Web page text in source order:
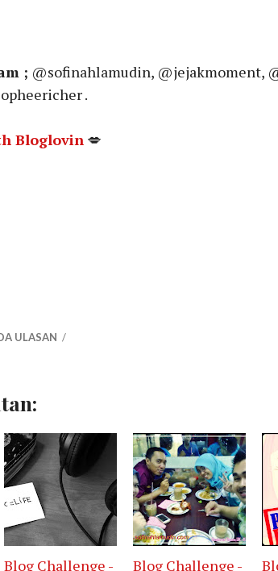
; @sofinahlamudin, @jejakmoment,
.
Bloglovin 💋
ULASAN /
Blog Challenge - Blog Challenge -